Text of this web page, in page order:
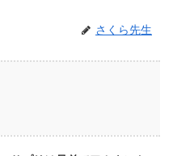
さくら先生